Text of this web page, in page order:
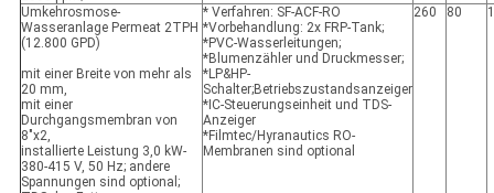
Umkehrosmose-
Wasseranlage Permeat 2TPH
(12.800 GPD)
mit einer Breite von mehr als
20 mm,
mit einer
Durchgangsmembran von
8"x2,
installierte Leistung 3,0 kW-
380-415 V, 50 Hz; andere
Spannungen sind optional;
* Verfahren: SF-ACF-RO
*Vorbehandlung: 2x FRP-Tank;
*PVC-Wasserleitungen;
*Blumenzähler und Druckmesser;
*LP&HP-
Schalter;Betriebszustandsanzeiger
*IC-Steuerungseinheit und TDS-
Anzeiger
*Filmtec/Hyranautics RO-
Membranen sind optional
260 80